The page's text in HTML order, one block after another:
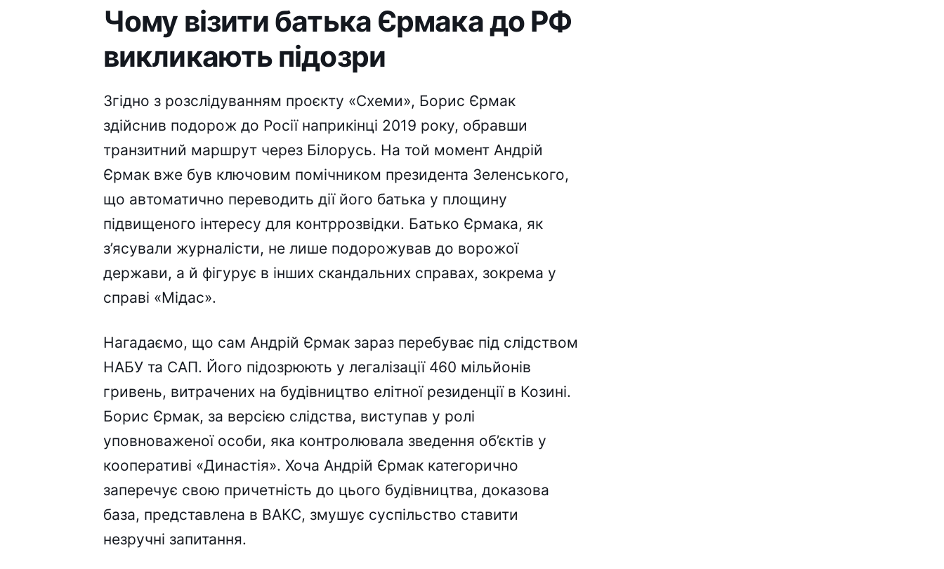
Чому візити батька Єрмака до РФ
викликають підозри
Згідно з розслідуванням проєкту «Схеми», Борис Єрмак
здійснив подорож до Росії наприкінці 2019 року, обравши
транзитний маршрут через Білорусь. На той момент Андрій
Єрмак вже був ключовим помічником президента Зеленського,
що автоматично переводить дії його батька у площину
підвищеного інтересу для контррозвідки. Батько Єрмака, як
з’ясували журналісти, не лише подорожував до ворожої
держави, а й фігурує в інших скандальних справах, зокрема у
справі «Мідас».
Нагадаємо, що сам Андрій Єрмак зараз перебуває під слідством
НАБУ та САП. Його підозрюють у легалізації 460 мільйонів
гривень, витрачених на будівництво елітної резиденції в Козині.
Борис Єрмак, за версією слідства, виступав у ролі
уповноваженої особи, яка контролювала зведення об’єктів у
кооперативі «Династія». Хоча Андрій Єрмак категорично
заперечує свою причетність до цього будівництва, доказова
база, представлена в ВАКС, змушує суспільство ставити
незручні запитання.